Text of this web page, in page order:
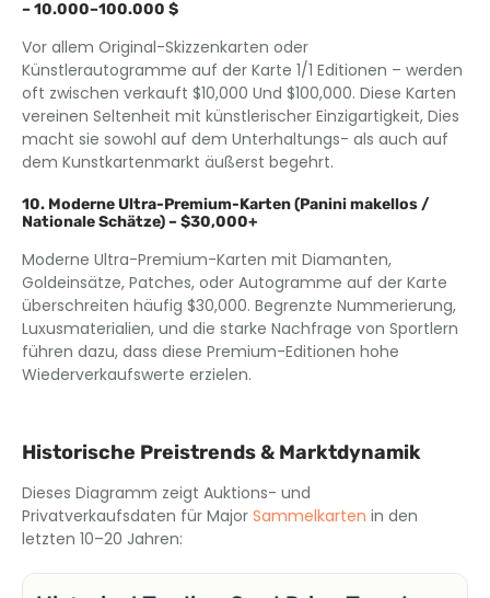
– 10.000–100.000 $
Vor allem Original-Skizzenkarten oder
Künstlerautogramme auf der Karte 1/1 Editionen – werden
oft zwischen verkauft $10,000 Und $100,000. Diese Karten
vereinen Seltenheit mit künstlerischer Einzigartigkeit, Dies
macht sie sowohl auf dem Unterhaltungs- als auch auf
dem Kunstkartenmarkt äußerst begehrt.
10. Moderne Ultra-Premium-Karten (Panini makellos /
Nationale Schätze) – $30,000+
Moderne Ultra-Premium-Karten mit Diamanten,
Goldeinsätze, Patches, oder Autogramme auf der Karte
überschreiten häufig $30,000. Begrenzte Nummerierung,
Luxusmaterialien, und die starke Nachfrage von Sportlern
führen dazu, dass diese Premium-Editionen hohe
Wiederverkaufswerte erzielen.
Historische Preistrends & Marktdynamik
Dieses Diagramm zeigt Auktions- und
Privatverkaufsdaten für Major Sammelkarten in den
letzten 10–20 Jahren: